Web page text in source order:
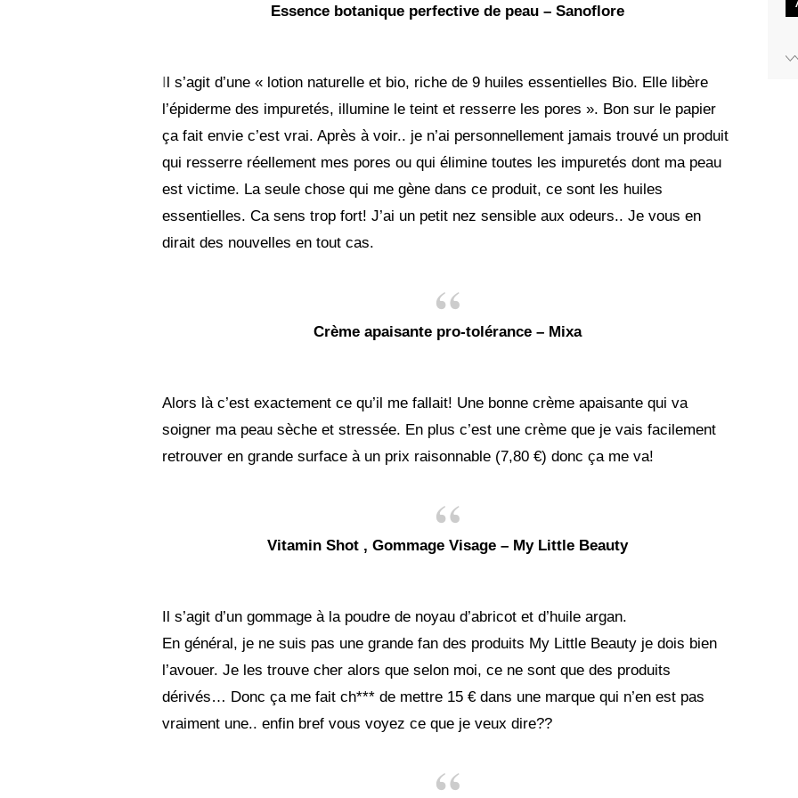
Essence botanique perfective de peau – Sanoflore
Il s’agit d’une « lotion naturelle et bio, riche de 9 huiles essentielles Bio. Elle libère
l’épiderme des impuretés, illumine le teint et resserre les pores ». Bon sur le papier
ça fait envie c’est vrai. Après à voir.. je n’ai personnellement jamais trouvé un produit
qui resserre réellement mes pores ou qui élimine toutes les impuretés dont ma peau
est victime. La seule chose qui me gène dans ce produit, ce sont les huiles
essentielles. Ca sens trop fort! J’ai un petit nez sensible aux odeurs.. Je vous en
dirait des nouvelles en tout cas.
Crème apaisante pro-tolérance – Mixa
Alors là c’est exactement ce qu’il me fallait! Une bonne crème apaisante qui va
soigner ma peau sèche et stressée. En plus c’est une crème que je vais facilement
retrouver en grande surface à un prix raisonnable (7,80 €) donc ça me va!
Vitamin Shot , Gommage Visage – My Little Beauty
Il s’agit d’un gommage à la poudre de noyau d’abricot et d’huile argan.
En général, je ne suis pas une grande fan des produits My Little Beauty je dois bien
l’avouer. Je les trouve cher alors que selon moi, ce ne sont que des produits
dérivés… Donc ça me fait ch*** de mettre 15 € dans une marque qui n’en est pas
vraiment une.. enfin bref vous voyez ce que je veux dire??